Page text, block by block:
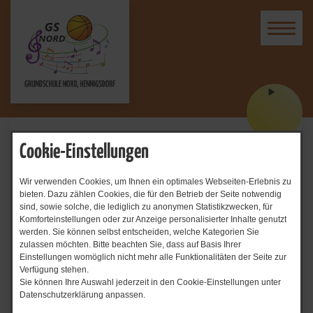
Cookie-Einstellungen
Wir verwenden Cookies, um Ihnen ein optimales Webseiten-Erlebnis zu
bieten. Dazu zählen Cookies, die für den Betrieb der Seite notwendig
sind, sowie solche, die lediglich zu anonymen Statistikzwecken, für
Komforteinstellungen oder zur Anzeige personalisierter Inhalte genutzt
werden. Sie können selbst entscheiden, welche Kategorien Sie
zulassen möchten. Bitte beachten Sie, dass auf Basis Ihrer
Einstellungen womöglich nicht mehr alle Funktionalitäten der Seite zur
Verfügung stehen.
Sie können Ihre Auswahl jederzeit in den Cookie-Einstellungen unter
Datenschutzerklärung anpassen.
Start
Impressum
Herausgeber
Grundschule Nord, Hennigsdorf
Beatrix Dietzel
Rigaer Str. 1
16761 Hennigsdorf